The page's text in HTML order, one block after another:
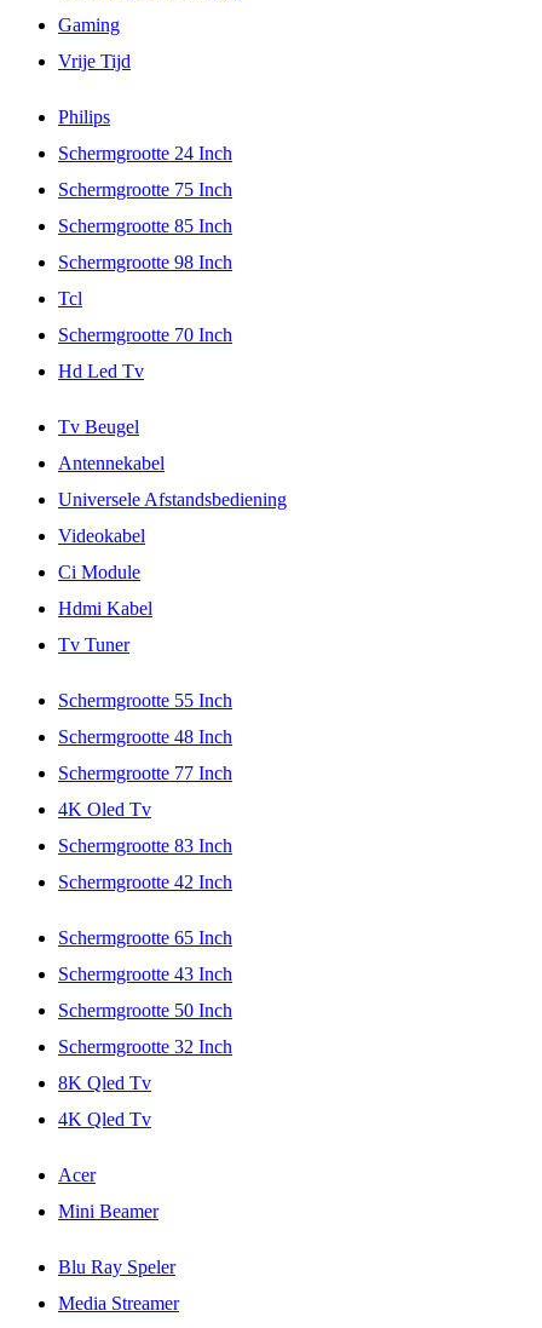
Gaming
Vrije Tijd
Philips
Schermgrootte 24 Inch
Schermgrootte 75 Inch
Schermgrootte 85 Inch
Schermgrootte 98 Inch
Tcl
Schermgrootte 70 Inch
Hd Led Tv
Tv Beugel
Antennekabel
Universele Afstandsbediening
Videokabel
Ci Module
Hdmi Kabel
Tv Tuner
Schermgrootte 55 Inch
Schermgrootte 48 Inch
Schermgrootte 77 Inch
4K Oled Tv
Schermgrootte 83 Inch
Schermgrootte 42 Inch
Schermgrootte 65 Inch
Schermgrootte 43 Inch
Schermgrootte 50 Inch
Schermgrootte 32 Inch
8K Qled Tv
4K Qled Tv
Acer
Mini Beamer
Blu Ray Speler
Media Streamer